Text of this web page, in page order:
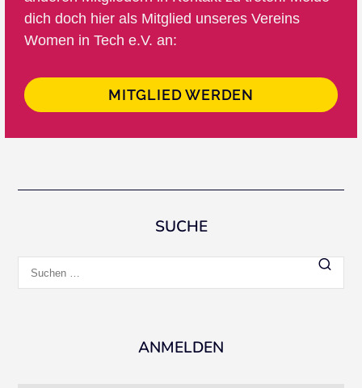
dich doch hier als Mitglied unseres Vereins
Women in Tech e.V. an:
MITGLIED WERDEN
SUCHE
nach:
ANMELDEN